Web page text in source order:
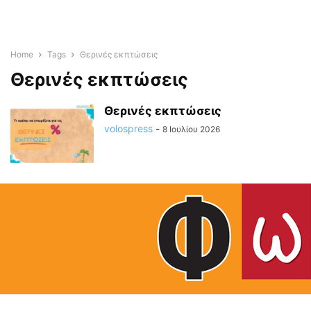
Home Tags Θερινές εκπτώσεις
Θερινές εκπτώσεις
Θερινές εκπτώσεις
volospress - 8 Ιουλίου 2026